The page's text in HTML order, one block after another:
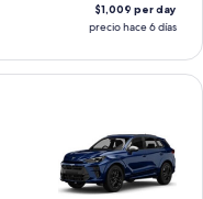
$1,009 per day
precio hace 6 días